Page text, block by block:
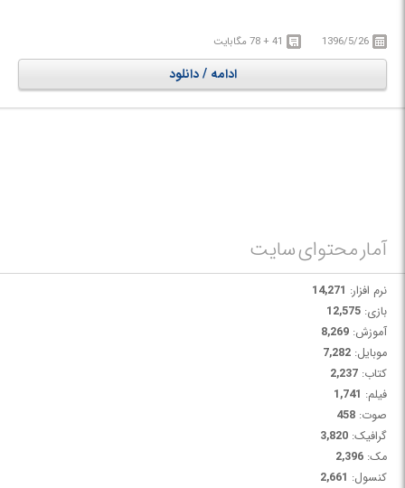
NumXL سریع ترین و کامل ترین راه حل ممکن برای حل مشکلات ساده یا پروژه
های تجاری بزرگ را در اختیار شما قرار می دهد. شما همچنین می توانید هر گونه
تجزیه و تحلیل ad-hoc را انجام دهید. همچنین تمام توابع NumXL در صفحه
گسترده شما قابل دسترسی هستند.
1396/5/26 41 + 78 مگابایت
ادامه / دانلود
آمار محتوای سایت
نرم افزار: 14,271
بازی: 12,575
آموزش: 8,269
موبایل: 7,282
کتاب: 2,237
فیلم: 1,741
صوت: 458
گرافیک: 3,820
مک: 2,396
کنسول: 2,661